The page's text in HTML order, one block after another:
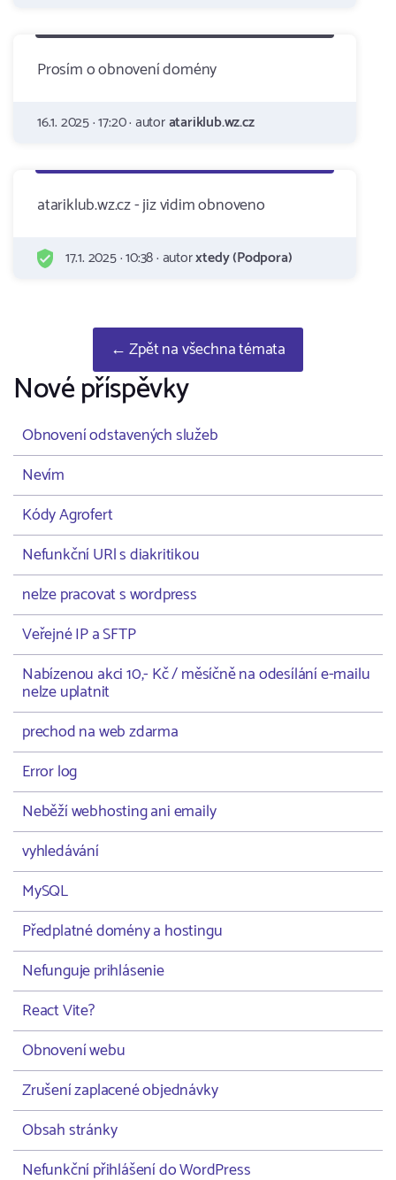
Prosím o obnovení domény
16.1. 2025 · 17:20 · autoratariklub.wz.cz
atariklub.wz.cz - jiz vidim obnoveno
17.1. 2025 · 10:38 · autorxtedy (Podpora)
← Zpět na všechna témata
Nové příspěvky
Obnovení odstavených služeb
Nevím
Kódy Agrofert
Nefunkční URl s diakritikou
nelze pracovat s wordpress
Veřejné IP a SFTP
Nabízenou akci 10,- Kč / měsíčně na odesílání e-mailu
nelze uplatnit
prechod na web zdarma
Error log
Neběží webhosting ani emaily
vyhledávání
MySQL
Předplatné domény a hostingu
Nefunguje prihlásenie
React Vite?
Obnovení webu
Zrušení zaplacené objednávky
Obsah stránky
Nefunkční přihlášení do WordPress